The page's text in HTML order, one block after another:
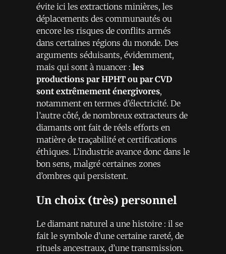
évite ici les extractions minières, les
déplacements des communautés ou
encore les risques de conflits armés
dans certaines régions du monde. Des
arguments séduisants, évidemment,
mais qui sont à nuancer : les
productions par HPHT ou par CVD
sont extrêmement énergivores,
notamment en termes d’électricité. De
l’autre côté, de nombreux extracteurs de
diamants ont fait de réels efforts en
matière de traçabilité et certifications
éthiques. L’industrie avance donc dans le
bon sens, malgré certaines zones
d’ombres qui persistent.
Un choix (très) personnel
Le diamant naturel a une histoire : il se
fait le symbole d’une certaine rareté, de
rituels ancestraux, d’une transmission.